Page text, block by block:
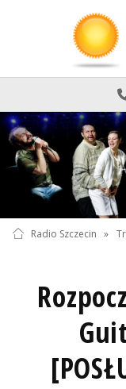
Radio Szczecin »